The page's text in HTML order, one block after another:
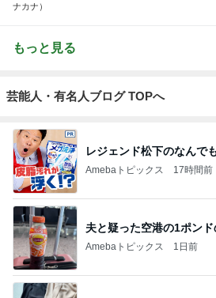
ナカナ）
もっと見る
芸能人・有名人ブログ TOPへ
レジェンド松下のなんで
Amebaトピックス 17時間前
夫と疑った空港の1ポン
Amebaトピックス 1日前